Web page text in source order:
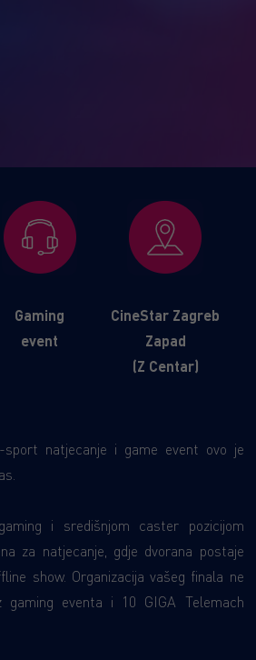
Gaming
event
CineStar Zagreb
Zapad
(Z Centar)
natjecanje i game event ovo je
i središnjom caster pozicijom
za natjecanje, gdje dvorana postaje
show. Organizacija vašeg finala ne
eventa i 10 GIGA Telemach